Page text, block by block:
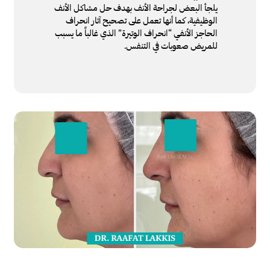
يلجأ البعض لجراحة الأنف بهدف حل مشاكل الأنف
الوظيفية، كما أنها تعمل على تصحيح آثار انحراف
الحاجز الأنفي “انحراف الوتيرة” الذي غالباً ما يسبب
للمريض صعوبات في التنفس.